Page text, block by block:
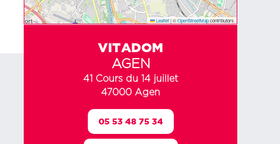
Leaflet|©OpenStreetMapcontributors
VITADOM
AGEN
41 Cours du 14 juillet
47000 Agen
05 53 48 75 34